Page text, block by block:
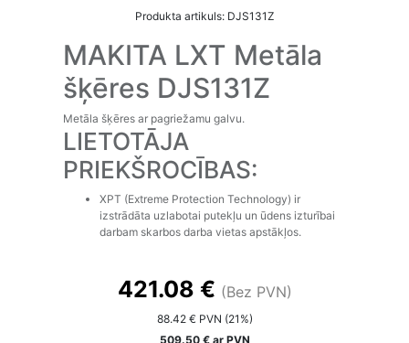
Produkta artikuls: DJS131Z
MAKITA LXT Metāla
šķēres DJS131Z
Metāla šķēres ar pagriežamu galvu.
LIETOTĀJA
PRIEKŠROCĪBAS:
XPT (Extreme Protection Technology) ir
izstrādāta uzlabotai putekļu un ūdens izturībai
darbam skarbos darba vietas apstākļos.
421.08 € (Bez PVN)
88.42 € PVN (21%)
509.50 € ar PVN